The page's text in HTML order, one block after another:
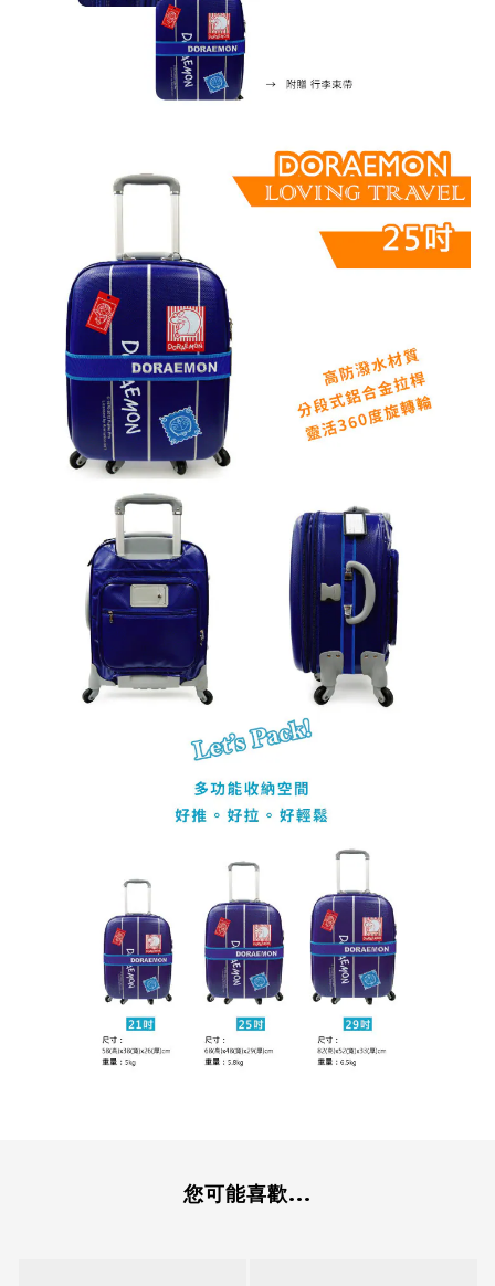
您可能喜歡...